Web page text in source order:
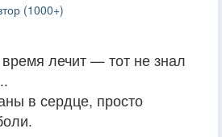
(1000+)
время лечит — тот не знал
в сердце, просто